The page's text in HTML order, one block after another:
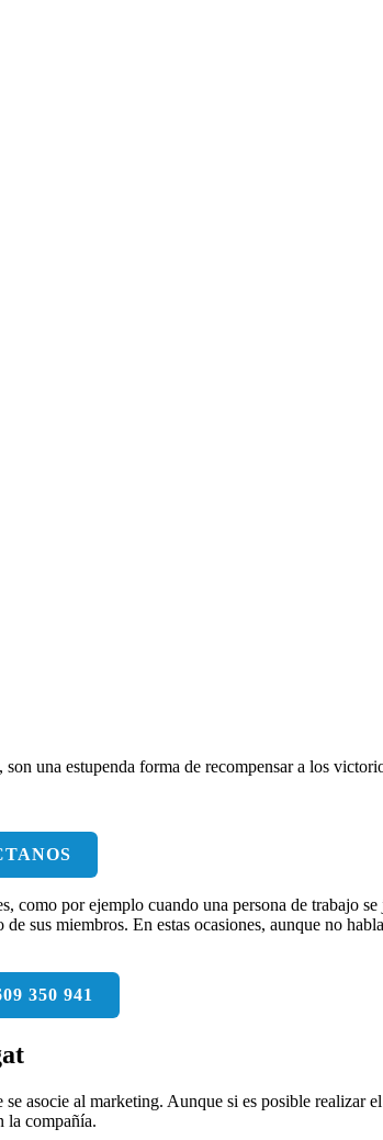
una estupenda forma de recompensar a los
como por ejemplo cuando una persona de trabajo
sus miembros. En estas ocasiones, aunque no
350 941
asocie al marketing. Aunque si es posible realizar el
la compañía.